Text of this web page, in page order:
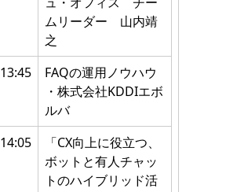
ムリーダー 山内靖
之
13:45
FAQの運用ノウハウ
・株式会社KDDIエボ
ルバ
14:05
「CX向上に役立つ、
ボットと有人チャッ
トのハイブリッド活